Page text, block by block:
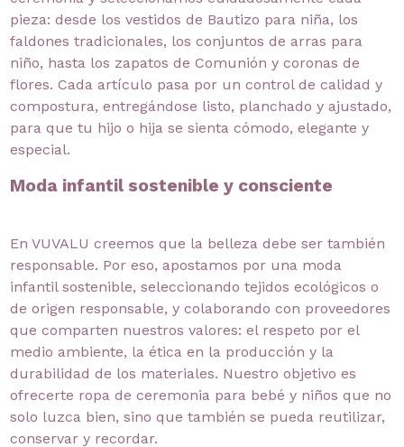
pieza: desde los vestidos de Bautizo para niña, los
faldones tradicionales, los conjuntos de arras para
niño, hasta los zapatos de Comunión y coronas de
flores. Cada artículo pasa por un control de calidad y
compostura, entregándose listo, planchado y ajustado,
para que tu hijo o hija se sienta cómodo, elegante y
especial.
Moda infantil sostenible y consciente
En VUVALU creemos que la belleza debe ser también
responsable. Por eso, apostamos por una moda
infantil sostenible, seleccionando tejidos ecológicos o
de origen responsable, y colaborando con proveedores
que comparten nuestros valores: el respeto por el
medio ambiente, la ética en la producción y la
durabilidad de los materiales. Nuestro objetivo es
ofrecerte ropa de ceremonia para bebé y niños que no
solo luzca bien, sino que también se pueda reutilizar,
conservar y recordar.